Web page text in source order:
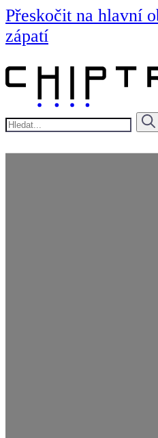
Přeskočit na hlavní
zápatí
Hledat